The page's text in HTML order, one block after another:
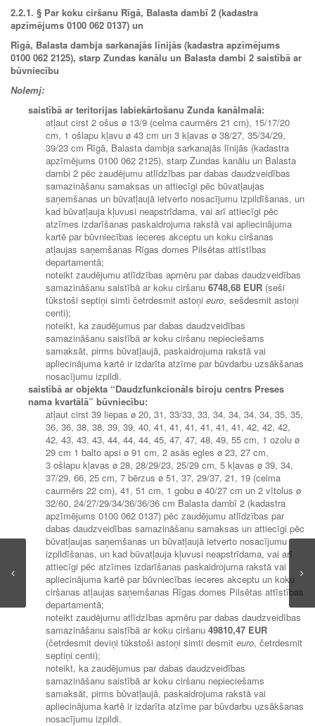
2.2.1. § Par koku ciršanu Rīgā, Balasta dambī 2 (kadastra
apzīmējums 0100 062 0137) un
Rīgā, Balasta dambja sarkanajās līnijās (kadastra apzīmējums
0100 062 2125), starp Zundas kanālu un Balasta dambi 2 saistībā ar
būvniecību
Nolemj:
saistībā ar teritorijas labiekārtošanu Zunda kanālmalā:
atļaut cirst 2 ošus ø 13/9 (celma caurmērs 21 cm), 15/17/20
cm, 1 ošlapu kļavu ø 43 cm un 3 kļavas ø 38/27, 35/34/29,
39/23 cm Rīgā, Balasta dambja sarkanajās līnijās (kadastra
apzīmējums 0100 062 2125), starp Zundas kanālu un Balasta
dambi 2 pēc zaudējumu atlīdzības par dabas daudzveidības
samazināšanu samaksas un attiecīgi pēc būvatļaujas
saņemšanas un būvatļaujā ietverto nosacījumu izpildīšanas, un
kad būvatļauja kļuvusi neapstrīdama, vai arī attiecīgi pēc
atzīmes izdarīšanas paskaidrojuma rakstā vai apliecinājuma
kartē par būvniecības ieceres akceptu un koku ciršanas
atļaujas saņemšanas Rīgas domes Pilsētas attīstības
departamentā;
noteikt zaudējumu atlīdzības apmēru par dabas daudzveidības
samazināšanu saistībā ar koku ciršanu 6748,68 EUR (seši
tūkstoši septiņi simti četrdesmit astoņi euro, sešdesmit astoņi
centi);
noteikt, ka zaudējumus par dabas daudzveidības
samazināšanu saistībā ar koku ciršanu nepieciešams
samaksāt, pirms būvatļaujā, paskaidrojuma rakstā vai
apliecinājuma kartē ir izdarīta atzīme par būvdarbu uzsākšanas
nosacījumu izpildi.
saistībā ar objekta “Daudzfunkcionāls biroju centrs Preses
nama kvartālā” būvniecību:
atļaut cirst 39 liepas ø 20, 31, 33/33, 33, 34, 34, 34, 34, 35, 35,
36, 36, 38, 38, 39, 39, 40, 41, 41, 41, 41, 41, 41, 42, 42, 42,
42, 43, 43, 43, 44, 44, 44, 45, 47, 47, 48, 49, 55 cm, 1 ozolu ø
29 cm 1 balto apsi ø 91 cm, 2 asās egles ø 23, 27 cm,
3 ošlapu kļavas ø 28, 28/29/23, 25/29 cm, 5 kļavas ø 39, 34,
37/29, 66, 25 cm, 7 bērzus ø 51, 37, 29/37, 21, 19 (celma
caurmērs 22 cm), 41, 51 cm, 1 gobu ø 40/27 cm un 2 vītolus ø
32/60, 24/27/29/34/36/36/36 cm Balasta dambī 2 (kadastra
apzīmējums 0100 062 0137) pēc zaudējumu atlīdzības par
dabas daudzveidības samazināšanu samaksas un attiecīgi pēc
būvatļaujas saņemšanas un būvatļaujā ietverto nosacījumu
izpildīšanas, un kad būvatļauja kļuvusi neapstrīdama, vai arī
attiecīgi pēc atzīmes izdarīšanas paskaidrojuma rakstā vai
apliecinājuma kartē par būvniecības ieceres akceptu un koku
ciršanas atļaujas saņemšanas Rīgas domes Pilsētas attīstības
departamentā;
noteikt zaudējumu atlīdzības apmēru par dabas daudzveidības
samazināšanu saistībā ar koku ciršanu 49810,47 EUR
(četrdesmit deviņi tūkstoši astoņi simti desmit euro, četrdesmit
septiņi centi);
noteikt, ka zaudējumus par dabas daudzveidības
samazināšanu saistībā ar koku ciršanu nepieciešams
samaksāt, pirms būvatļaujā, paskaidrojuma rakstā vai
apliecinājuma kartē ir izdarīta atzīme par būvdarbu uzsākšanas
nosacījumu izpildi.